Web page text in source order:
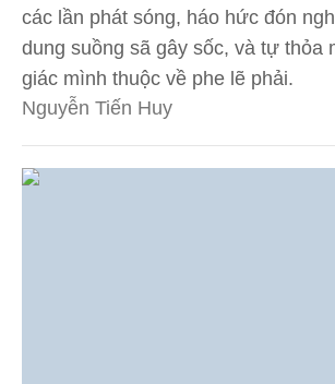
các lần phát sóng, háo hức đón
dung suồng sã gây sốc, và tự thỏa
giác mình thuộc về phe lẽ phải.
Nguyễn Tiến Huy